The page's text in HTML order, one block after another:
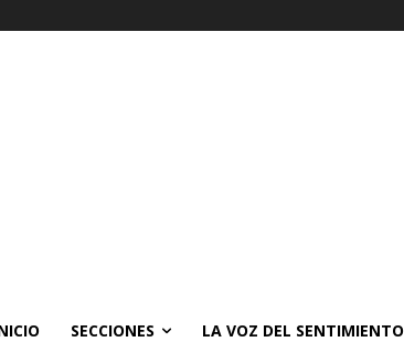
SECCIONES LA VOZ DEL SENTIMIENTO